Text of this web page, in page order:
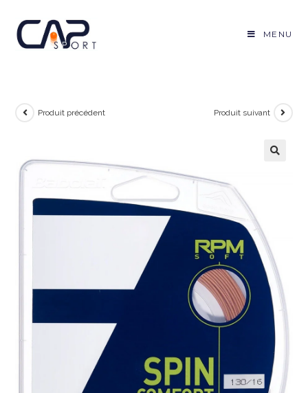
content
MENU
Produit précédent Produit suivant